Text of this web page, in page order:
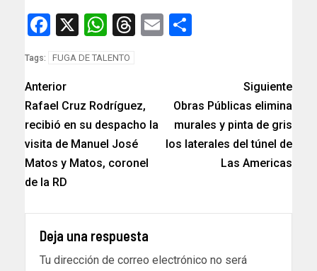
Facebook
X WhatsApp
Threads
Email
Tags: FUGA DE TALENTO
Anterior
Rafael Cruz Rodríguez,
recibió en su despacho la
visita de Manuel José
Matos y Matos, coronel
de la RD
Siguiente
Obras Públicas elimina
murales y pinta de gris
los laterales del túnel de
Las Americas
Deja una respuesta
Tu dirección de correo electrónico no será